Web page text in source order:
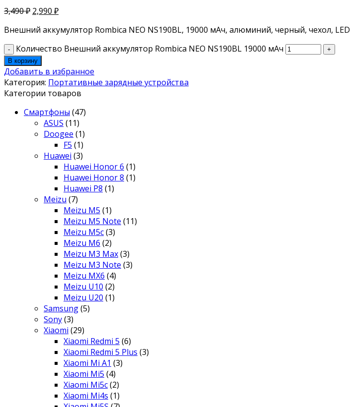
3,490₽ 2,990 ₽
Внешний аккумулятор Rombica NEO NS190BL, 19000 мАч, алюминий, черный, чехол, LED
Количество Внешний аккумулятор Rombica NEO NS190BL 19000 мАч
В корзину
Добавить в избранное
Категория: Портативные зарядные устройства
Категории товаров
Смартфоны (47)
ASUS (11)
Doogee (1)
F5 (1)
Huawei (3)
Huawei Honor 6 (1)
Huawei Honor 8 (1)
Huawei P8 (1)
Meizu (7)
Meizu M5 (1)
Meizu M5 Note (11)
Meizu M5c(3)
Meizu M6 (2)
Meizu M3 Max(3)
Meizu M3 Note (3)
Meizu MX6 (4)
Meizu U10 (2)
Meizu U20 (1)
Samsung(5)
Sony(3)
Xiaomi (29)
Xiaomi Redmi 5 (6)
Xiaomi Redmi 5 Plus (3)
Xiaomi Mi A1 (3)
Xiaomi Mi5 (4)
Xiaomi Mi5c(2)
Xiaomi Mi4s (1)